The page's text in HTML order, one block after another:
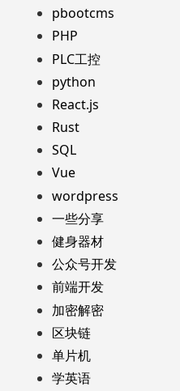
pbootcms
PHP
PLC工控
python
React.js
Rust
SQL
Vue
wordpress
一些分享
健身器材
公众号开发
前端开发
加密解密
区块链
单片机
学英语